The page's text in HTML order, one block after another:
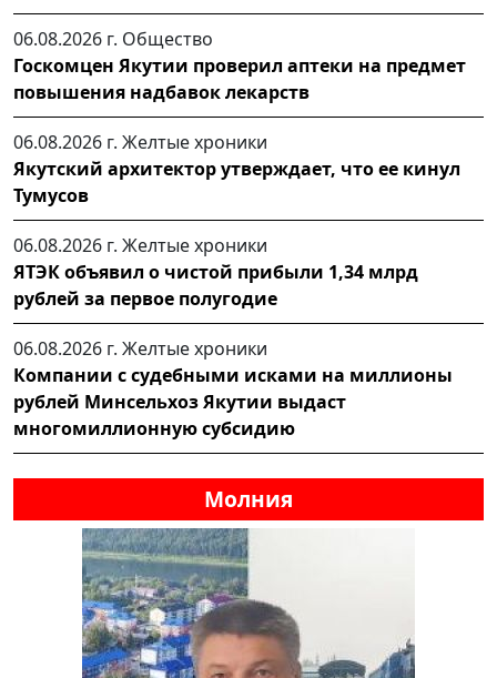
06.08.2026 г. Общество
Госкомцен Якутии проверил аптеки на предмет
повышения надбавок лекарств
06.08.2026 г. Желтые хроники
Якутский архитектор утверждает, что ее кинул
Тумусов
06.08.2026 г. Желтые хроники
ЯТЭК объявил о чистой прибыли 1,34 млрд
рублей за первое полугодие
06.08.2026 г. Желтые хроники
Компании с судебными исками на миллионы
рублей Минсельхоз Якутии выдаст
многомиллионную субсидию
Молния